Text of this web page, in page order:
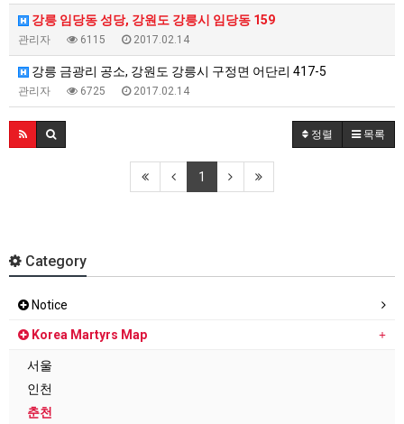
강릉 임당동 성당, 강원도 강릉시 임당동 159
관리자 6115 2017.02.14
강릉 금광리 공소, 강원도 강릉시 구정면 어단리 417-5
관리자 6725 2017.02.14
정렬 목록
1
Category
Notice
Korea Martyrs Map
서울
인천
춘천